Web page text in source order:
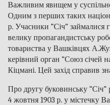
Важливим явищем у
Одним з перших таких
р. Учасники “Січ” займалися
велику пропагандистську
товариства у Вашківцях
керівний орган “Союз січей
Кіцмані. Цей захід справив
Про другу буковинську “Січ”
4 жовтня 1903 р. у містечку